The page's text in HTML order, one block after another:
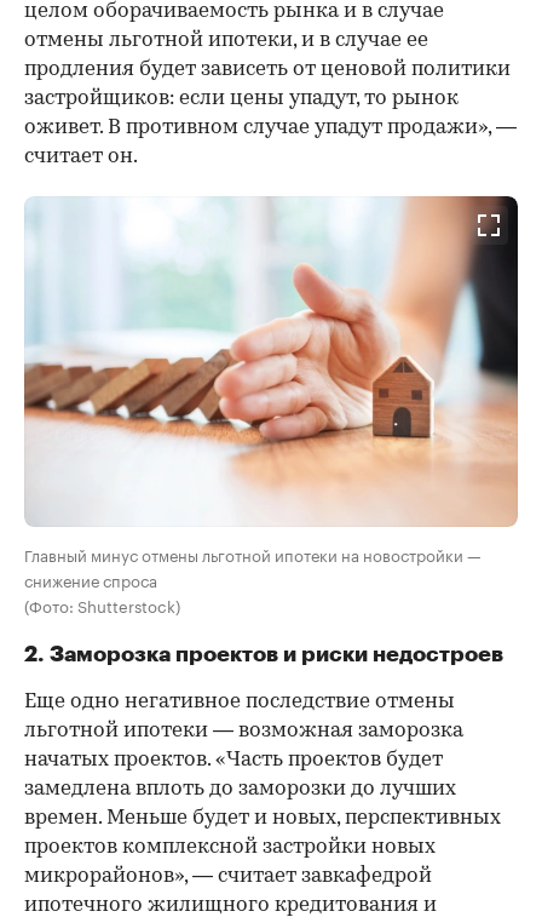
целом оборачиваемость рынка и в случае
отмены льготной ипотеки, и в случае ее
продления будет зависеть от ценовой политики
застройщиков: если цены упадут, то рынок
оживет. В противном случае упадут продажи», —
считает он.
Главный минус отмены льготной ипотеки на новостройки —
снижение спроса
(Фото: Shutterstock)
2. Заморозка проектов и риски недостроев
Еще одно негативное последствие отмены
льготной ипотеки — возможная заморозка
начатых проектов. «Часть проектов будет
замедлена вплоть до заморозки до лучших
времен. Меньше будет и новых, перспективных
проектов комплексной застройки новых
микрорайонов», — считает завкафедрой
ипотечного жилищного кредитования и